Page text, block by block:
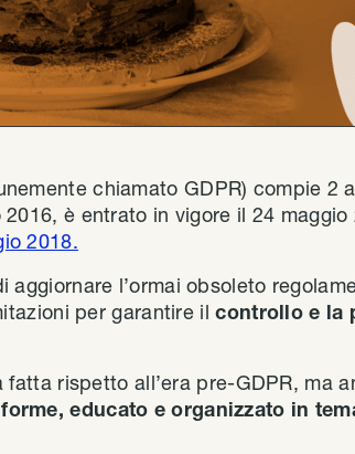
chiamato GDPR) compie 2
è entrato in vigore il 24 maggio
2018.
aggiornare l’ormai obsoleto
per garantire il controllo e la
rispetto all’era pre-GDPR, ma
educato e organizzato in